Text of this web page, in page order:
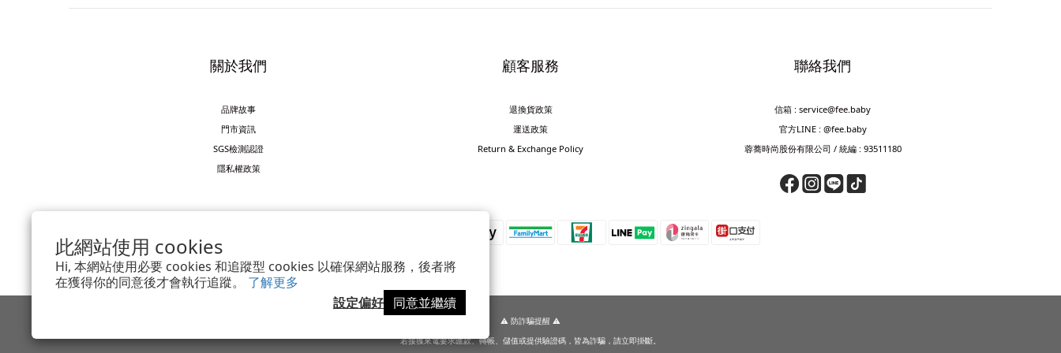
此網站使用 cookies
Hi, 本網站使用必要 cookies 和追蹤型 cookies 以確保網站服務，後者將
在獲得你的同意後才會執行追蹤。 了解更多
設定偏好 同意並繼續
關於我們
品牌故事
門市資訊
SGS檢測認證
隱私權政策
顧客服務
退換貨政策
運送政策
Return & Exchange Policy
聯絡我們
信箱 : service@fee.baby
官方LINE : @fee.baby
蓉蕎時尚股份有限公司 / 統編 : 93511180
⚠️ 防詐騙提醒 ⚠️
若接獲來電要求匯款、轉帳、儲值或提供驗證碼，皆為詐騙，請立即掛斷。